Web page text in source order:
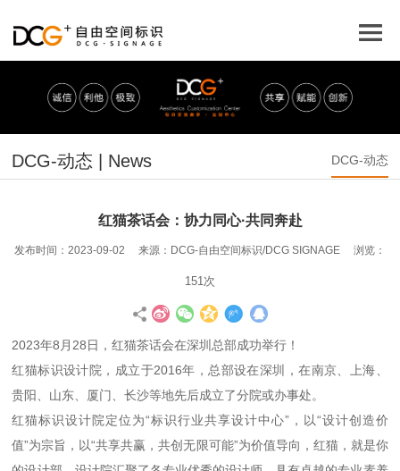
DCG-动态 | News DCG-动态
红猫茶话会：协力同心·共同奔赴
发布时间：2023-09-02 来源：DCG-自由空间标识/DCG SIGNAGE 浏览：
151次
2023年8月28日，红猫茶话会在深圳总部成功举行！
红猫标识设计院，成立于2016年，总部设在深圳，在南京、上海、
贵阳、山东、厦门、长沙等地先后成立了分院或办事处。
红猫标识设计院定位为“标识行业共享设计中心”，以“设计创造价
值”为宗旨，以“共享共赢，共创无限可能”为价值导向，红猫，就是你